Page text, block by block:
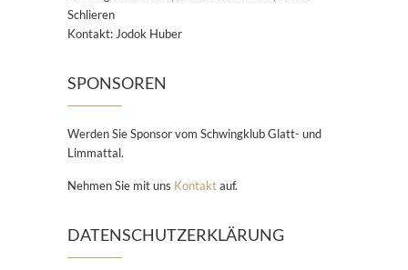
Schlieren
Kontakt: Jodok Huber
SPONSOREN
Werden Sie Sponsor vom Schwingklub Glatt- und
Limmattal.
Nehmen Sie mit uns Kontaktauf.
DATENSCHUTZERKLÄRUNG